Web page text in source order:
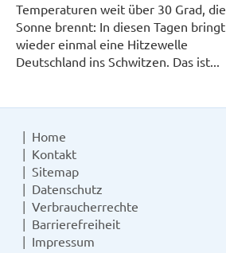
Temperaturen weit über 30 Grad, die
Sonne brennt: In diesen Tagen bringt
wieder einmal eine Hitzewelle
Deutschland ins Schwitzen. Das ist...
Home
Kontakt
Sitemap
Datenschutz
Verbraucherrechte
Barrierefreiheit
Impressum